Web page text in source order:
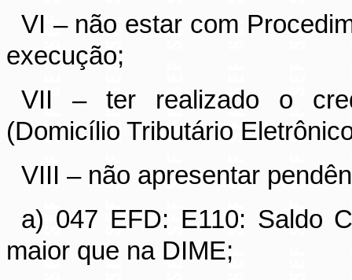
VI – não estar com
execução;
VII – ter realizado o
(Domicílio Tributário
VIII – não apresentar
a) 047 EFD: E110: Saldo
maior que na DIME;